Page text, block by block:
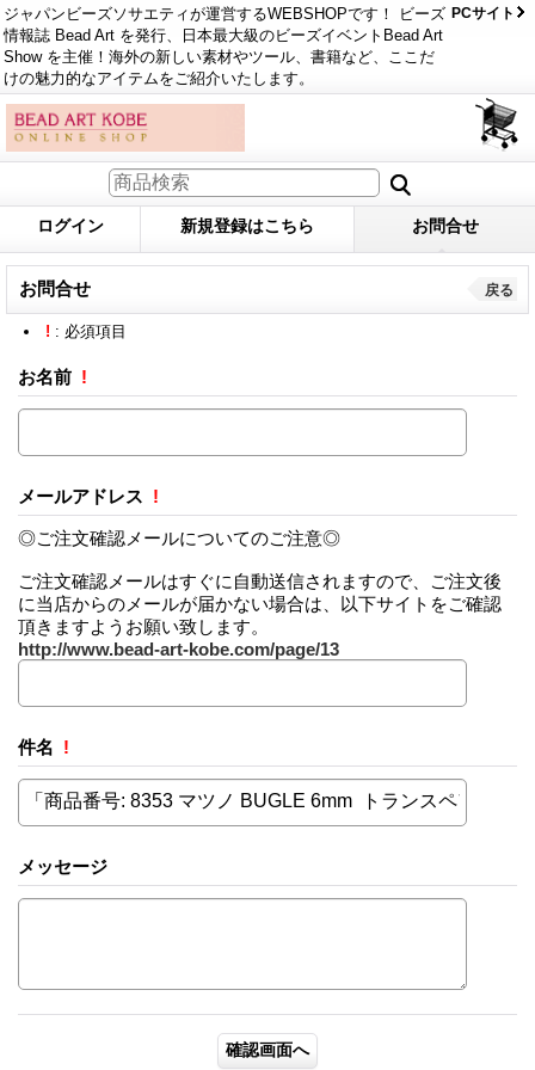
ジャパンビーズソサエティが運営するWEBSHOPです！ ビーズ
情報誌 Bead Art を発行、日本最大級のビーズイベントBead Art
Show を主催！海外の新しい素材やツール、書籍など、ここだ
けの魅力的なアイテムをご紹介いたします。
PCサイト
ログイン 新規登録はこちら お問合せ
お問合せ 戻る
! : 必須項目
お名前 !
メールアドレス !
◎ご注文確認メールについてのご注意◎
ご注文確認メールはすぐに自動送信されますので、ご注文後
に当店からのメールが届かない場合は、以下サイトをご確認
頂きますようお願い致します。
http://www.bead-art-kobe.com/page/13
件名 !
メッセージ